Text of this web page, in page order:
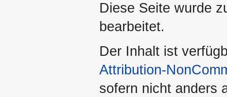
Diese Seite wurde
bearbeitet.
Der Inhalt ist
Attribution-
sofern nicht anders